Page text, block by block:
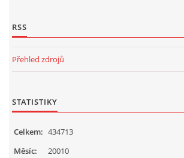
RECENZE NA HRAČKY
VÁNOČNÍ TVOŘENÍ
RSS
Přehled zdrojů
STATISTIKY
Celkem: 434713
Měsíc:
20010